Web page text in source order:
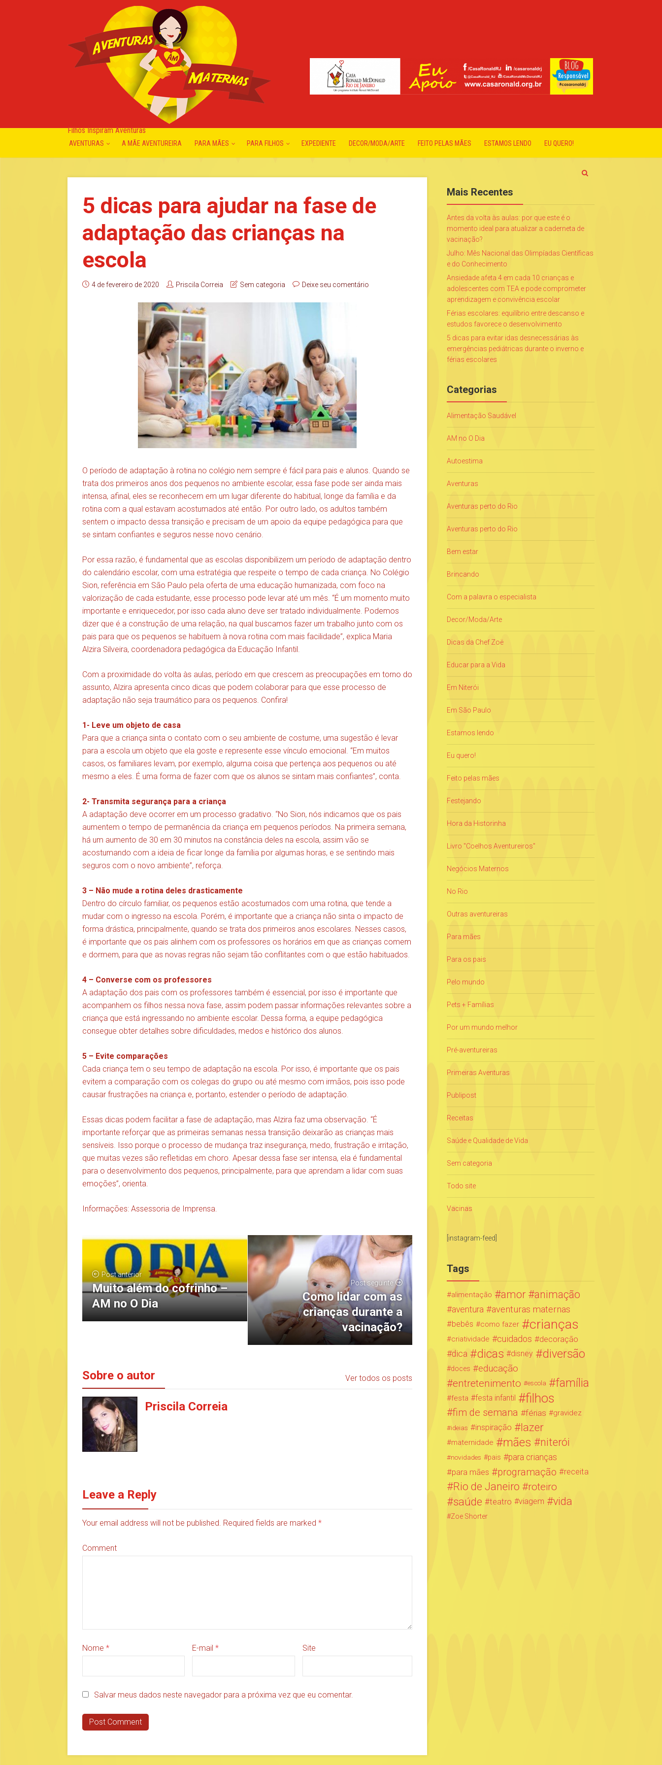
Filhos Inspiram Aventuras
AVENTURAS A MÃE AVENTUREIRA PARA MÃES PARA FILHOS EXPEDIENTE DECOR/MODA/ARTE FEITO PELAS MÃES ESTAMOS LENDO EU QUERO!
5 dicas para ajudar na fase de
adaptação das crianças na
escola
4 de fevereiro de 2020 Priscila Correia Sem categoria Deixe seu comentário
O período de adaptação à rotina no colégio nem sempre é fácil para pais e alunos. Quando se
trata dos primeiros anos dos pequenos no ambiente escolar, essa fase pode ser ainda mais
intensa, afinal, eles se reconhecem em um lugar diferente do habitual, longe da família e da
rotina com a qual estavam acostumados até então. Por outro lado, os adultos também
sentem o impacto dessa transição e precisam de um apoio da equipe pedagógica para que
se sintam confiantes e seguros nesse novo cenário.
Por essa razão, é fundamental que as escolas disponibilizem um período de adaptação dentro
do calendário escolar, com uma estratégia que respeite o tempo de cada criança. No Colégio
Sion, referência em São Paulo pela oferta de uma educação humanizada, com foco na
valorização de cada estudante, esse processo pode levar até um mês. “É um momento muito
importante e enriquecedor, por isso cada aluno deve ser tratado individualmente. Podemos
dizer que é a construção de uma relação, na qual buscamos fazer um trabalho junto com os
pais para que os pequenos se habituem à nova rotina com mais facilidade”, explica Maria
Alzira Silveira, coordenadora pedagógica da Educação Infantil.
Com a proximidade do volta às aulas, período em que crescem as preocupações em torno do
assunto, Alzira apresenta cinco dicas que podem colaborar para que esse processo de
adaptação não seja traumático para os pequenos. Confira!
1- Leve um objeto de casa
Para que a criança sinta o contato com o seu ambiente de costume, uma sugestão é levar
para a escola um objeto que ela goste e represente esse vínculo emocional. “Em muitos
casos, os familiares levam, por exemplo, alguma coisa que pertença aos pequenos ou até
mesmo a eles. É uma forma de fazer com que os alunos se sintam mais confiantes”, conta.
2- Transmita segurança para a criança
A adaptação deve ocorrer em um processo gradativo. “No Sion, nós indicamos que os pais
aumentem o tempo de permanência da criança em pequenos períodos. Na primeira semana,
há um aumento de 30 em 30 minutos na constância deles na escola, assim vão se
acostumando com a ideia de ficar longe da família por algumas horas, e se sentindo mais
seguros com o novo ambiente”, reforça.
3 – Não mude a rotina deles drasticamente
Dentro do círculo familiar, os pequenos estão acostumados com uma rotina, que tende a
mudar com o ingresso na escola. Porém, é importante que a criança não sinta o impacto de
forma drástica, principalmente, quando se trata dos primeiros anos escolares. Nesses casos,
é importante que os pais alinhem com os professores os horários em que as crianças comem
e dormem, para que as novas regras não sejam tão conflitantes com o que estão habituados.
4 – Converse com os professores
A adaptação dos pais com os professores também é essencial, por isso é importante que
acompanhem os filhos nessa nova fase, assim podem passar informações relevantes sobre a
criança que está ingressando no ambiente escolar. Dessa forma, a equipe pedagógica
consegue obter detalhes sobre dificuldades, medos e histórico dos alunos.
5 – Evite comparações
Cada criança tem o seu tempo de adaptação na escola. Por isso, é importante que os pais
evitem a comparação com os colegas do grupo ou até mesmo com irmãos, pois isso pode
causar frustrações na criança e, portanto, estender o período de adaptação.
Essas dicas podem facilitar a fase de adaptação, mas Alzira faz uma observação. “É
importante reforçar que as primeiras semanas nessa transição deixarão as crianças mais
sensíveis. Isso porque o processo de mudança traz insegurança, medo, frustração e irritação,
que muitas vezes são refletidas em choro. Apesar dessa fase ser intensa, ela é fundamental
para o desenvolvimento dos pequenos, principalmente, para que aprendam a lidar com suas
emoções”, orienta.
Informações: Assessoria de Imprensa.
Post anterior
Muito além do cofrinho –
AM no O Dia
Post seguinte
Como lidar com as
crianças durante a
vacinação?
Sobre o autor Ver todos os posts
Priscila Correia
Leave a Reply
Your email address will not be published. Required fields are marked *
Comment
Nome * E-mail* Site
Salvar meus dados neste navegador para a próxima vez que eu comentar.
Mais Recentes
Antes da volta às aulas: por que este é o
momento ideal para atualizar a caderneta de
vacinação?
Julho: Mês Nacional das Olimpíadas Científicas
e do Conhecimento
Ansiedade afeta 4 em cada 10 crianças e
adolescentes com TEA e pode comprometer
aprendizagem e convivência escolar
Férias escolares: equilíbrio entre descanso e
estudos favorece o desenvolvimento
5 dicas para evitar idas desnecessárias às
emergências pediátricas durante o inverno e
férias escolares
Categorias
Alimentação Saudável
AM no O Dia
Autoestima
Aventuras
Aventuras perto do Rio
Aventuras perto do Rio
Bem estar
Brincando
Com a palavra o especialista
Decor/Moda/Arte
Dicas da Chef Zoë
Educar para a Vida
Em Niterói
Em São Paulo
Estamos lendo
Eu quero!
Feito pelas mães
Festejando
Hora da Historinha
Livro "Coelhos Aventureiros"
Negócios Maternos
No Rio
Outras aventureiras
Para mães
Para os pais
Pelo mundo
Pets + Famílias
Por um mundo melhor
Pré-aventureiras
Primeiras Aventuras
Publipost
Receitas
Saúde e Qualidade de Vida
Sem categoria
Todo site
Vacinas
[instagram-feed]
Tags
alimentação amor animação
aventura aventuras maternas
bebês como fazer crianças
criatividade cuidados
decoração
dica
dicas disney diversão
doces educação
entretenimento escola família
festa festa infantil filhos
fim de semana férias gravidez
ideias inspiração lazer
maternidade mães niterói
novidades pais
para crianças
para mães
programação receita
Rio de Janeiro roteiro
saúde teatro viagem vida
Zoe Shorter